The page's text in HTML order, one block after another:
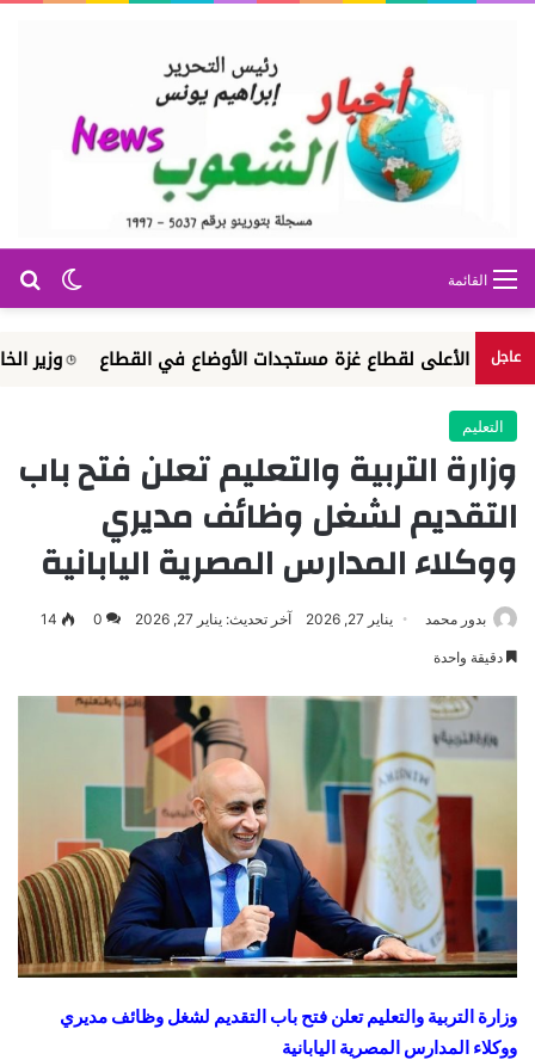
الوضع القائمة
عاجل لقطاع غزة مستجدات الأوضاع في القطاع وزير الخارجية
التعليم
وزارة التربية والتعليم تعلن فتح باب
التقديم لشغل وظائف مديري
ووكلاء المدارس المصرية اليابانية
بدور محمد يناير 27, 2026 آخر تحديث: يناير 27, 2026 0
14
دقيقة واحدة
وزارة التربية والتعليم تعلن فتح باب التقديم لشغل وظائف مديري
ووكلاء المدارس المصرية اليابانية